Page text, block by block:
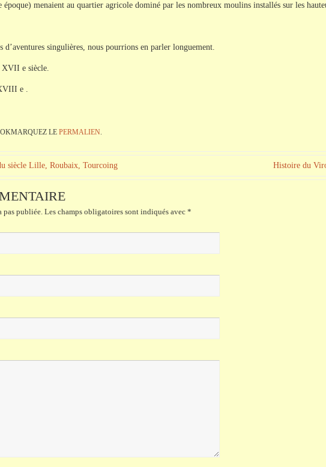
époque) menaient au quartier agricole dominé par les nombreux moulins installés sur les
singulières, nous pourrions en parler longuement.
XVII e siècle.
e .
LE PERMALIEN.
siècle Lille, Roubaix, Tourcoing Histoire du
pas publiée. Les champs obligatoires sont indiqués avec *